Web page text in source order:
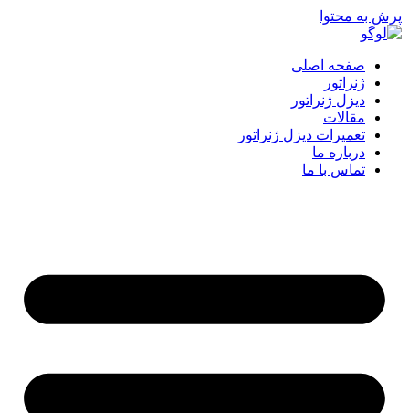
پرش به محتوا
صفحه اصلی
ژنراتور
دیزل ژنراتور
مقالات
تعمیرات دیزل ژنراتور
درباره ما
تماس با ما